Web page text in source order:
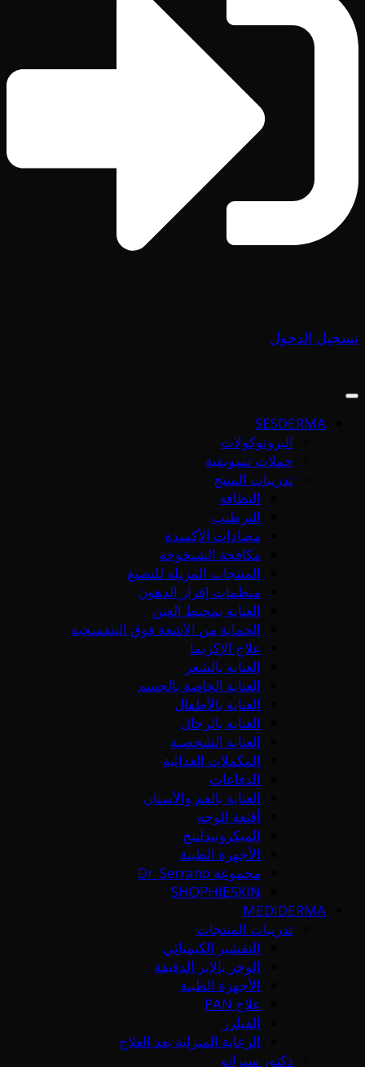
تسجيل الدخول
SESDERMA
البروتوكولات
حملات تسويقية
تدريبات المنتج
النظافة
الترطيب
مضادات الأكسدة
مكافحة الشيخوخة
المنتجات المزيلة للتصبغ
منظمات إفراز الدهون
العناية بمحيط العين
الحماية من الأشعة فوق البنفسجية
علاج الإكزيما
العناية بالشعر
العناية الخاصة بالجسم
العناية بالأطفال
العناية بالرجال
العناية الشخصية
المكملات الغذائية
الدفاعات
العناية بالفم والأسنان
أقنعة الوجه
الميكرونيدلينج
الأجهزة الطبية
مجموعة Dr. Serrano
SHOPHIESKIN
MEDIDERMA
تدريبات المنتجات
التقشير الكيميائي
الوخز بالإبر الدقيقة
الأجهزة الطبية
علاج PAN
الفيلرز
الرعاية المنزلية بعد العلاج
دكتور سيرانو